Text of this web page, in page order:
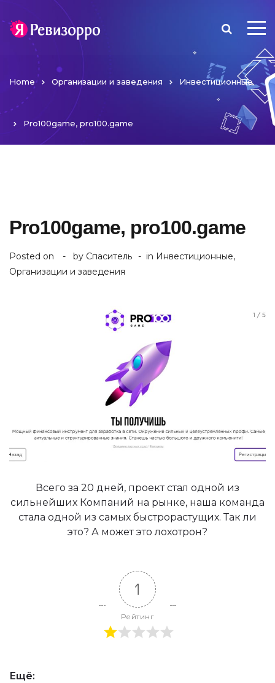
Home Организации и заведения Инвестиционные
Pro100game, pro100.game
Pro100game, pro100.game
Posted on by Спаситель in Инвестиционные,
Организации и заведения
Всего за 20 дней, проект стал одной из
сильнейших Компаний на рынке, наша команда
стала одной из самых быстрорастущих. Так ли
это? А может это лохотрон?
1
Рейтинг
Ещё: